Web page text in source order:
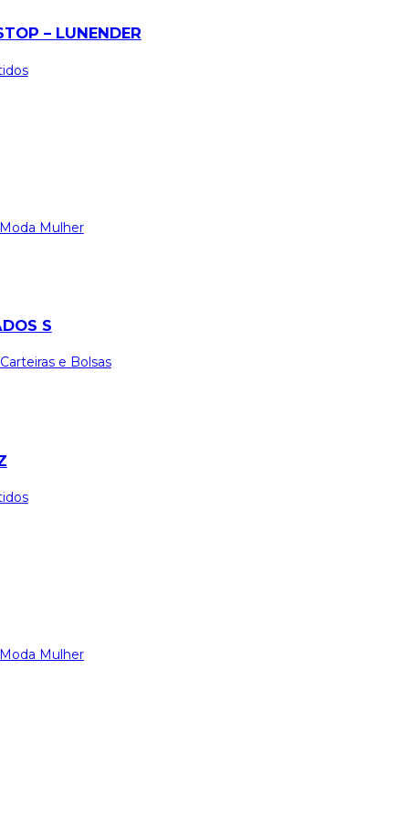
– LUNENDER
Moda Mulher
S
e Bolsas
Moda Mulher